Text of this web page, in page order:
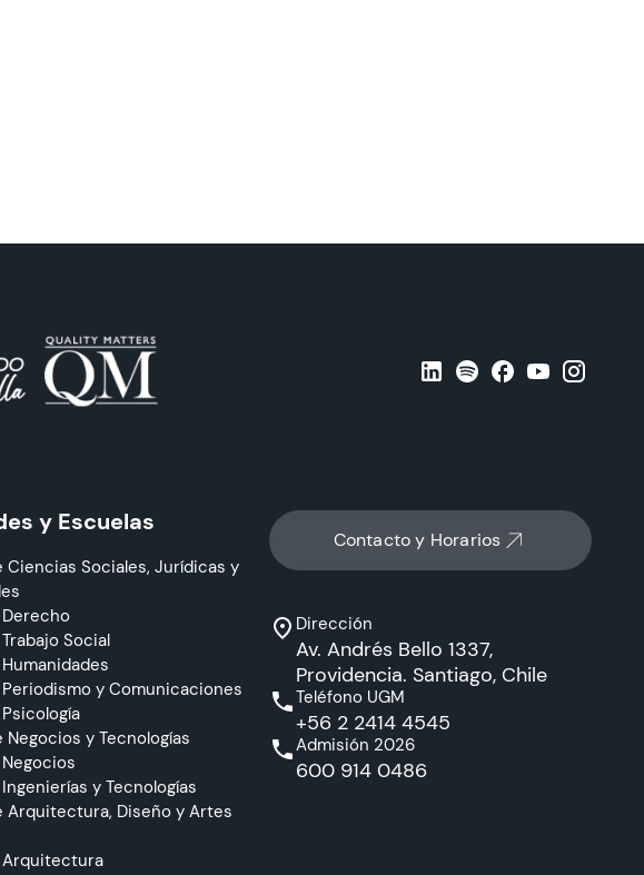
y Escuelas
Ciencias Sociales, Jurídicas y
Social
Periodismo y Comunicaciones
Negocios y Tecnologías
y Tecnologías
Arquitectura, Diseño y Artes
Arquitectura
Contacto y Horarios
Dirección
Av. Andrés Bello 1337,
Providencia. Santiago, Chile
Teléfono UGM
+56 2 2414 4545
Admisión 2026
600 914 0486